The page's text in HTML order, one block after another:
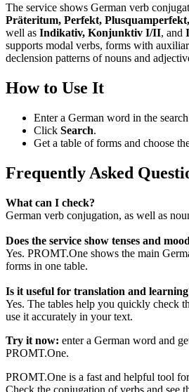
The service shows German verb
Präteritum, Perfekt,
well as Indikativ, Konjunktiv I/II, and
supports modal verbs, forms with
declension patterns of nouns and
How to Use It
Enter a German word in the
Click Search.
Get a table of forms and choose
Frequently Asked
What can I check?
German verb conjugation, as well as
Does the service show tenses and
Yes. PROMT.One shows the main
forms in one table.
Is it useful for translation and
Yes. The tables help you quickly check
use it accurately in your text.
Try it now: enter a German word and
PROMT.One.
PROMT.One is a fast and helpful tool
Check the conjugation of verbs and see